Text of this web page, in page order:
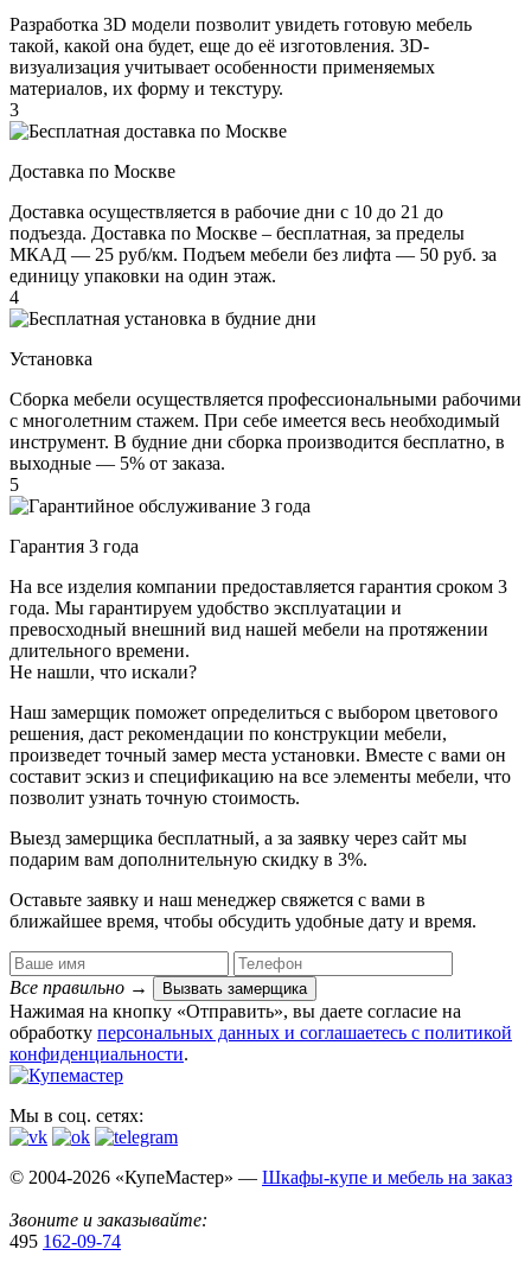
Разработка 3D модели позволит увидеть готовую мебель
такой, какой она будет, еще до её изготовления. 3D-
визуализация учитывает особенности применяемых
материалов, их форму и текстуру.
3
Доставка по Москве
Доставка осуществляется в рабочие дни с 10 до 21 до
подъезда. Доставка по Москве – бесплатная, за пределы
МКАД — 25 руб/км. Подъем мебели без лифта — 50 руб. за
единицу упаковки на один этаж.
4
Установка
Сборка мебели осуществляется профессиональными рабочими
с многолетним стажем. При себе имеется весь необходимый
инструмент. В будние дни сборка производится бесплатно, в
выходные — 5% от заказа.
5
Гарантия 3 года
На все изделия компании предоставляется гарантия сроком 3
года. Мы гарантируем удобство эксплуатации и
превосходный внешний вид нашей мебели на протяжении
длительного времени.
Не нашли, что искали?
Наш замерщик поможет определиться с выбором цветового
решения, даст рекомендации по конструкции мебели,
произведет точный замер места установки. Вместе с вами он
составит эскиз и спецификацию на все элементы мебели, что
позволит узнать точную стоимость.
Выезд замерщика бесплатный, а за заявку через сайт мы
подарим вам дополнительную скидку в 3%.
Оставьте заявку и наш менеджер свяжется с вами в
ближайшее время, чтобы обсудить удобные дату и время.
Все правильно → Вызвать замерщика
Нажимая на кнопку «Отправить», вы даете согласие на
обработку персональных данных​ и соглашаетесь c политикой
конфиденциальности.
Мы в соц. сетях:
© 2004-2026 «КупеМастер» — Шкафы-купе и мебель на заказ
Звоните и заказывайте:
495 162-09-74